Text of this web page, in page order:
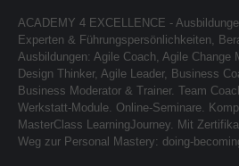
ACADEMY 4 EXCELLENCE -
Experten & Führungspersönlichkeiten,
Ausbildungen: Agile Coach, Agile Change
Design Thinker, Agile Leader, Business
Business Moderator & Trainer. Team
Werkstatt-Module. Online-Seminare.
MasterClass LearningJourney. Mit
Weg zur Personal Mastery: doing-